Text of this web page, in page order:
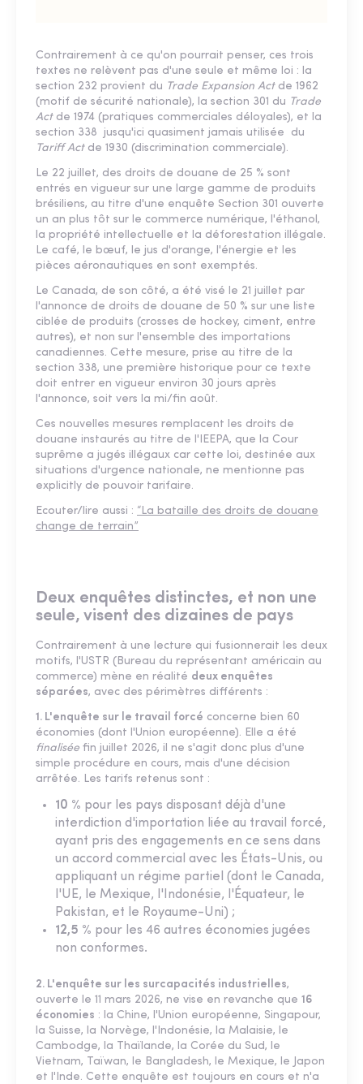
Contrairement à ce qu'on pourrait penser, ces trois
textes ne relèvent pas d'une seule et même loi : la
section 232 provient du Trade Expansion Actde 1962
(motif de sécurité nationale), la section 301 du Trade
Actde 1974 (pratiques commerciales déloyales), et la
section 338 jusqu'ici quasiment jamais utilisée du
Tariff Actde 1930 (discrimination commerciale).
Le 22 juillet, des droits de douane de 25 % sont
entrés en vigueur sur une large gamme de produits
brésiliens, au titre d'une enquête Section 301 ouverte
un an plus tôt sur le commerce numérique, l'éthanol,
la propriété intellectuelle et la déforestation illégale.
Le café, le bœuf, le jus d'orange, l'énergie et les
pièces aéronautiques en sont exemptés.
Le Canada, de son côté, a été visé le 21 juillet par
l'annonce de droits de douane de 50 % sur une liste
ciblée de produits (crosses de hockey, ciment, entre
autres), et non sur l'ensemble des importations
canadiennes. Cette mesure, prise au titre de la
section 338, une première historique pour ce texte
doit entrer en vigueur environ 30 jours après
l'annonce, soit vers la mi/fin août.
Ces nouvelles mesures remplacent les droits de
douane instaurés au titre de l'IEEPA, que la Cour
suprême a jugés illégaux car cette loi, destinée aux
situations d'urgence nationale, ne mentionne pas
explicitly de pouvoir tarifaire.
Ecouter/lire aussi : “La bataille des droits de douane
change de terrain”
Deux enquêtes distinctes, et non une
seule, visent des dizaines de pays
Contrairement à une lecture qui fusionnerait les deux
motifs, l'USTR (Bureau du représentant américain au
commerce) mène en réalité deux enquêtes
séparées, avec des périmètres différents :
1. L'enquête sur le travail forcé concerne bien 60
économies (dont l'Union européenne). Elle a été
finalisée fin juillet 2026, il ne s'agit donc plus d'une
simple procédure en cours, mais d'une décision
arrêtée. Les tarifs retenus sont :
10 % pour les pays disposant déjà d'une
interdiction d'importation liée au travail forcé,
ayant pris des engagements en ce sens dans
un accord commercial avec les États-Unis, ou
appliquant un régime partiel (dont le Canada,
l'UE, le Mexique, l'Indonésie, l'Équateur, le
Pakistan, et le Royaume-Uni) ;
12,5 % pour les 46 autres économies jugées
non conformes.
2. L'enquête sur les surcapacités industrielles,
ouverte le 11 mars 2026, ne vise en revanche que 16
économies : la Chine, l'Union européenne, Singapour,
la Suisse, la Norvège, l'Indonésie, la Malaisie, le
Cambodge, la Thaïlande, la Corée du Sud, le
Vietnam, Taïwan, le Bangladesh, le Mexique, le Japon
et l'Inde. Cette enquête est toujours en cours et n'a